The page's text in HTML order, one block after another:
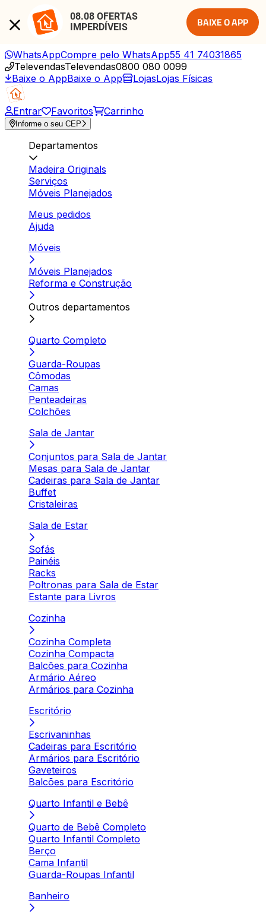
08.08 OFERTAS
IMPERDÍVEIS
BAIXE O APP
WhatsAppCompre pelo WhatsApp55 41 74031865
TelevendasTelevendas0800 080 0099
Baixe o AppBaixe o App LojasLojas Físicas
Entrar Favoritos Carrinho
Informe o seu CEP
Departamentos
Madeira Originals
Serviços
Móveis Planejados
Meus pedidos
Ajuda
Móveis
Móveis Planejados
Reforma e Construção
Outros departamentos
Quarto Completo
Guarda-Roupas
Cômodas
Camas
Penteadeiras
Colchões
Sala de Jantar
Conjuntos para Sala de Jantar
Mesas para Sala de Jantar
Cadeiras para Sala de Jantar
Buffet
Cristaleiras
Sala de Estar
Sofás
Painéis
Racks
Poltronas para Sala de Estar
Estante para Livros
Cozinha
Cozinha Completa
Cozinha Compacta
Balcões para Cozinha
Armário Aéreo
Armários para Cozinha
Escritório
Escrivaninhas
Cadeiras para Escritório
Armários para Escritório
Gaveteiros
Balcões para Escritório
Quarto Infantil e Bebê
Quarto de Bebê Completo
Quarto Infantil Completo
Berço
Cama Infantil
Guarda-Roupas Infantil
Banheiro